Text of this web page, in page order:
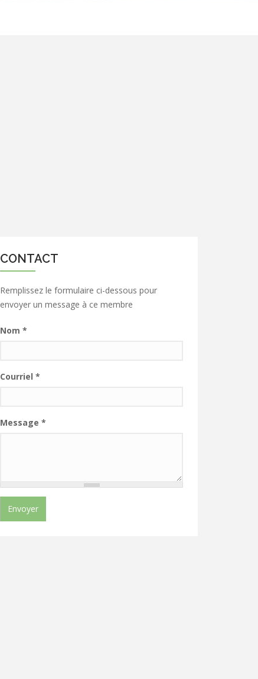
CONTACT
Remplissez le formulaire ci-dessous pour
envoyer un message à ce membre
Nom *
Courriel *
Message *
Envoyer